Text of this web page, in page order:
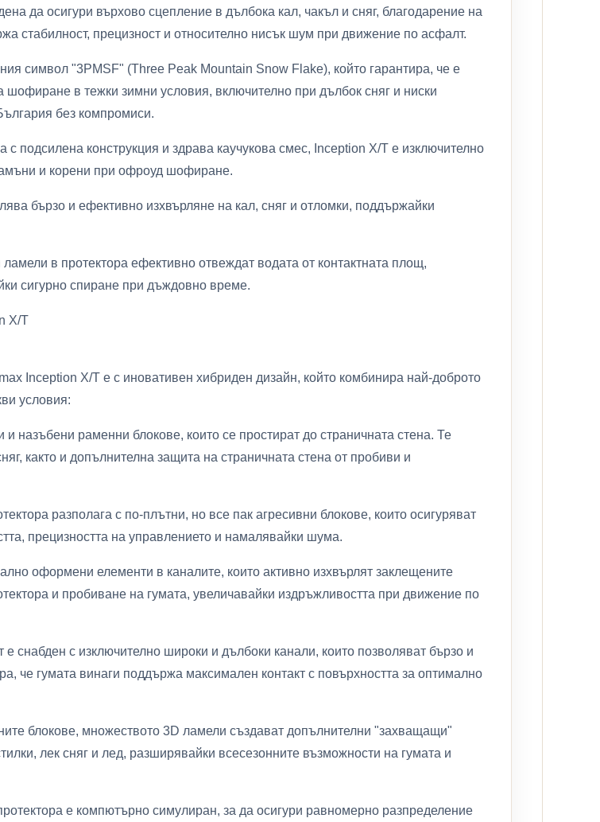
да осигури върхово сцепление в дълбока кал, чакъл и сняг, благодарение на
стабилност, прецизност и относително нисък шум при движение по асфалт.
символ "3PMSF" (Three Peak Mountain Snow Flake), който гарантира, че е
шофиране в тежки зимни условия, включително при дълбок сняг и ниски
без компромиси.
подсилена конструкция и здрава каучукова смес, Inception X/T е изключително
и корени при офроуд шофиране.
бързо и ефективно изхвърляне на кал, сняг и отломки, поддържайки
в протектора ефективно отвеждат водата от контактната площ,
сигурно спиране при дъждовно време.
X/T
Inception X/T е с иновативен хибриден дизайн, който комбинира най-доброто
условия:
назъбени раменни блокове, които се простират до страничната стена. Те
както и допълнителна защита на страничната стена от пробиви и
разполага с по-плътни, но все пак агресивни блокове, които осигуряват
прецизността на управлението и намалявайки шума.
оформени елементи в каналите, които активно изхвърлят заклещените
и пробиване на гумата, увеличавайки издръжливостта при движение по
снабден с изключително широки и дълбоки канали, които позволяват бързо и
че гумата винаги поддържа максимален контакт с повърхността за оптимално
блокове, множеството 3D ламели създават допълнителни "захващащи"
лек сняг и лед, разширявайки всесезонните възможности на гумата и
е компютърно симулиран, за да осигури равномерно разпределение